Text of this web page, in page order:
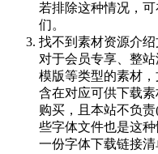
若排除这种情况，
们。
找不到素材资源介
对于会员专享、整
模版等类型的素材
含在对应可供下载
购买，且本站不负
些字体文件也是这
一份字体下载链接清